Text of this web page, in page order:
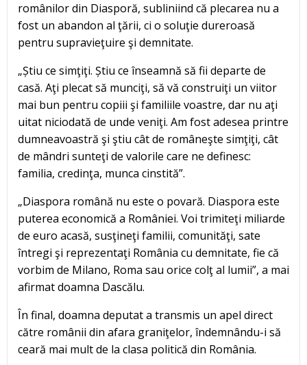
românilor din Diasporă, subliniind că plecarea nu a
fost un abandon al ţării, ci o soluţie dureroasă
pentru supravieţuire şi demnitate.
„Știu ce simţiţi. Știu ce înseamnă să fii departe de
casă. Aţi plecat să munciţi, să vă construiţi un viitor
mai bun pentru copiii şi familiile voastre, dar nu aţi
uitat niciodată de unde veniţi. Am fost adesea printre
dumneavoastră şi ştiu cât de româneşte simţiţi, cât
de mândri sunteţi de valorile care ne definesc:
familia, credinţa, munca cinstită”.
„Diaspora română nu este o povară. Diaspora este
puterea economică a României. Voi trimiteţi miliarde
de euro acasă, susţineţi familii, comunităţi, sate
întregi şi reprezentaţi România cu demnitate, fie că
vorbim de Milano, Roma sau orice colţ al lumii”, a mai
afirmat doamna Dascălu.
În final, doamna deputat a transmis un apel direct
către românii din afara graniţelor, îndemnându-i să
ceară mai mult de la clasa politică din România.